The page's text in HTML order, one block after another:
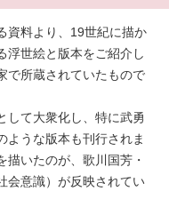
資料より、19世紀に描か
浮世絵と版本をご紹介し
で所蔵されていたもので
て大衆化し、特に武勇
ような版本も刊行されま
描いたのが、歌川国芳・
会意識）が反映されてい